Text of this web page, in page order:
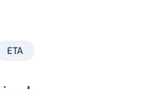
ETA